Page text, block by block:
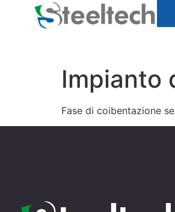
Impianto
Fase di coibentazione